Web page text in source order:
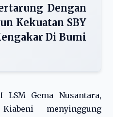
Dengan
Kekuatan SBY
Di Bumi
LSM Gema Nusantara,
menyinggung